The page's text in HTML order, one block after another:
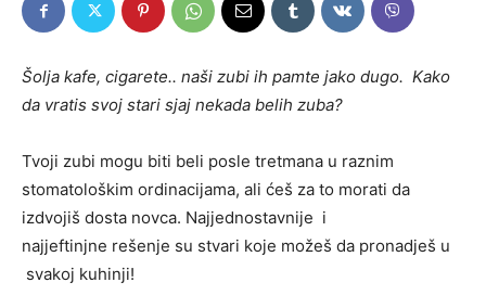
Šolja kafe, cigarete.. naši zubi ih pamte jako dugo. Kako
da vratis svoj stari sjaj nekada belih zuba?
Tvoji zubi mogu biti beli posle tretmana u raznim
stomatološkim ordinacijama, ali ćeš za to morati da
izdvojiš dosta novca. Najjednostavnije i
najjeftinjne rešenje su stvari koje možeš da pronadješ u
svakoj kuhinji!